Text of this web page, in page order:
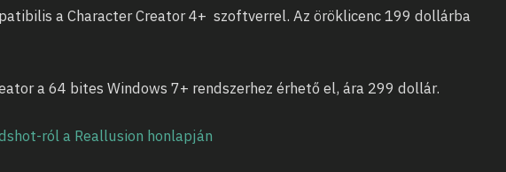
a Character Creator 4+ szoftverrel. Az öröklicenc 199 dollárba
a 64 bites Windows 7+ rendszerhez érhető el, ára 299 dollár.
ról a Reallusion honlapján